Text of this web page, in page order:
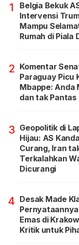
1
Belgia Bekuk
Intervensi
Mampu
Rumah di Piala
2 Komentar
Paraguay Picu
Mbappe: Anda
dan tak
3 Geopolitik di
Hijau: AS
Curang, Iran
Terkalahkan
Dicurangi
4 Desak Made
Pernyataannya
Emas di
Kritik untuk